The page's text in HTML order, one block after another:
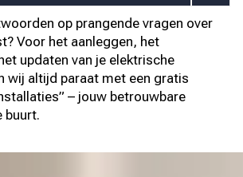
op prangende vragen over
Voor het aanleggen, het
updaten van je elektrische
wij altijd paraat met een gratis
– jouw betrouwbare
buurt.